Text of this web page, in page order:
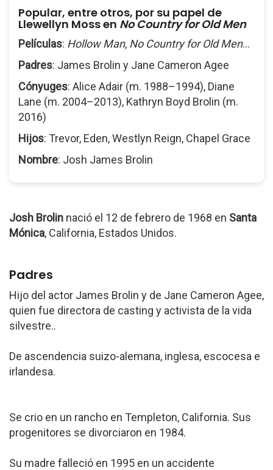
Popular, entre otros, por su papel de
Llewellyn Moss en No Country for Old Men
Películas: Hollow Man, No Country for Old Men...
Padres: James Brolin y Jane Cameron Agee
Cónyuges: Alice Adair (m. 1988–1994), Diane
Lane (m. 2004–2013), Kathryn Boyd Brolin (m.
2016)
Hijos: Trevor, Eden, Westlyn Reign, Chapel Grace
Nombre: Josh James Brolin
Josh Brolin nació el 12 de febrero de 1968 en Santa
Mónica, California, Estados Unidos.
Padres
Hijo del actor James Brolin y de Jane Cameron Agee,
quien fue directora de casting y activista de la vida
silvestre..
De ascendencia suizo-alemana, inglesa, escocesa e
irlandesa.
Se crio en un rancho en Templeton, California. Sus
progenitores se divorciaron en 1984.
Su madre falleció en 1995 en un accidente